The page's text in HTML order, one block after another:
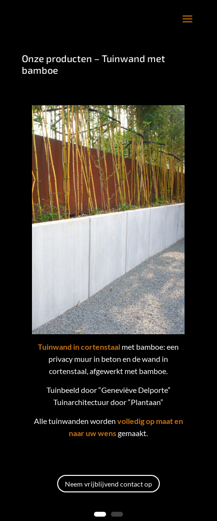
Onze producten – Tuinwand met
bamboe
Tuinwand in cortenstaal met bamboe: een
privacy muur in beton en de wand in
cortenstaal, afgewerkt met bamboe.
Tuinbeeld door “Geneviève Delporte”
Tuinarchitectuur door “Plantaan”
Alle tuinwanden worden volledig op maat en
naar uw wensgemaakt.
Neem vrijblijvend contact op